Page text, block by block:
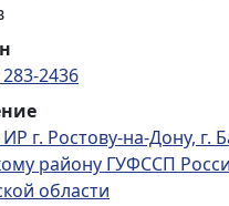
2436
г. Ростову-на-Дону, г.
району ГУФССП
области